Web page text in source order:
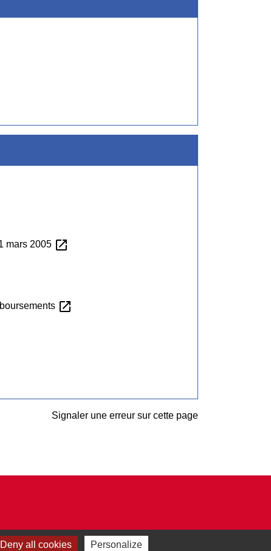
mars 2005 open_in_new
open_in_new
Signaler une erreur sur cette page
Deny all cookies Personalize